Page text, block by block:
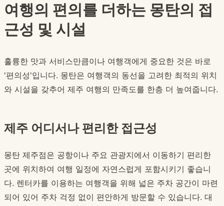
여행의 편의를 더하는 몽탄의 접
근성 및 시설
훌륭한 맛과 서비스만큼이나 여행객에게 중요한 것은 바로
'편의성'입니다. 몽탄은 여행객의 동선을 고려한 최적의 위치
와 시설을 갖추어 제주 여행의 만족도를 한층 더 높여줍니다.
제주 어디서나 편리한 접근성
몽탄 제주점은 공항이나 주요 관광지에서 이동하기 편리한
곳에 위치하여 여행 일정에 자연스럽게 포함시키기 좋습니
다. 렌터카를 이용하는 여행객을 위해 넓은 주차 공간이 마련
되어 있어 주차 걱정 없이 편안하게 방문할 수 있습니다. 대